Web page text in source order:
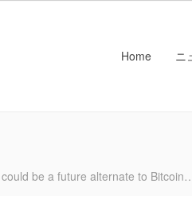
Home ニ
be a future alternate to